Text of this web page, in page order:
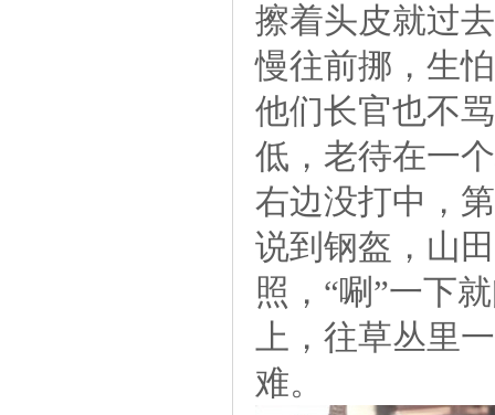
擦着头皮就过
慢往前挪，生
他们长官也不
低，老待在一
右边没打中，
说到钢盔，山
照，“唰”一下
上，往草丛里
难。